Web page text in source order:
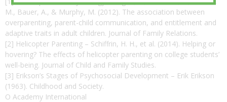
M., Bauer, A., & Murphy, M. (2012). The association between
overparenting, parent-child communication, and entitlement and
adaptive traits in adult children. Journal of Family Relations.
[2] Helicopter Parenting – Schiffrin, H. H., et al. (2014). Helping or
hovering? The effects of helicopter parenting on college students’
well-being. Journal of Child and Family Studies.
[3] Erikson’s Stages of Psychosocial Development – Erik Erikson
(1963). Childhood and Society.
O Academy International